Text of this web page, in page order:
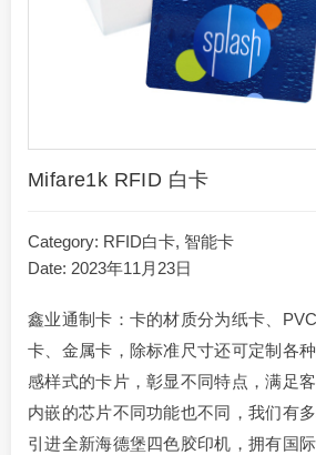
Mifare1k RFID 白卡
Category: RFID白卡, 智能卡
Date: 2023年11月23日
鑫业通制卡：卡的材质分为纸卡、
卡、金属卡，除标准尺寸还可定制各
感样式的卡片，彰显不同特点，满足
内嵌的芯片不同功能也不同，我们有
引进全新海德堡四色胶印机，拥有国